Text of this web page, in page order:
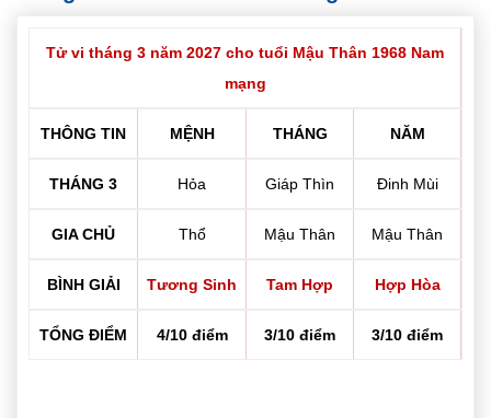
Tử vi tháng 3 năm 2027 cho tuổi Mậu Thân 1968 Nam
mạng
THÔNG TIN MỆNH THÁNG NĂM
THÁNG 3 Hỏa Giáp Thìn Đinh Mùi
GIA CHỦ Thổ Mậu Thân Mậu Thân
BÌNH GIẢI Tương Sinh Tam Hợp Hợp Hòa
TỔNG ĐIỂM 4/10 điểm 3/10 điểm 3/10 điểm